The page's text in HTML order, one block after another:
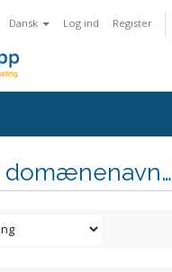
Dansk Log ind Register